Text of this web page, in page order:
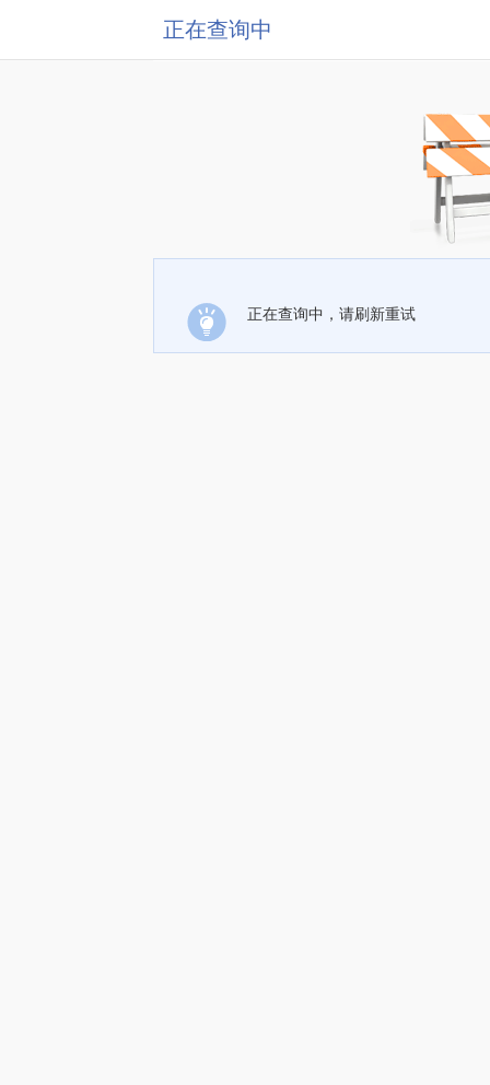
正在查询中
正在查询中，请刷新重试